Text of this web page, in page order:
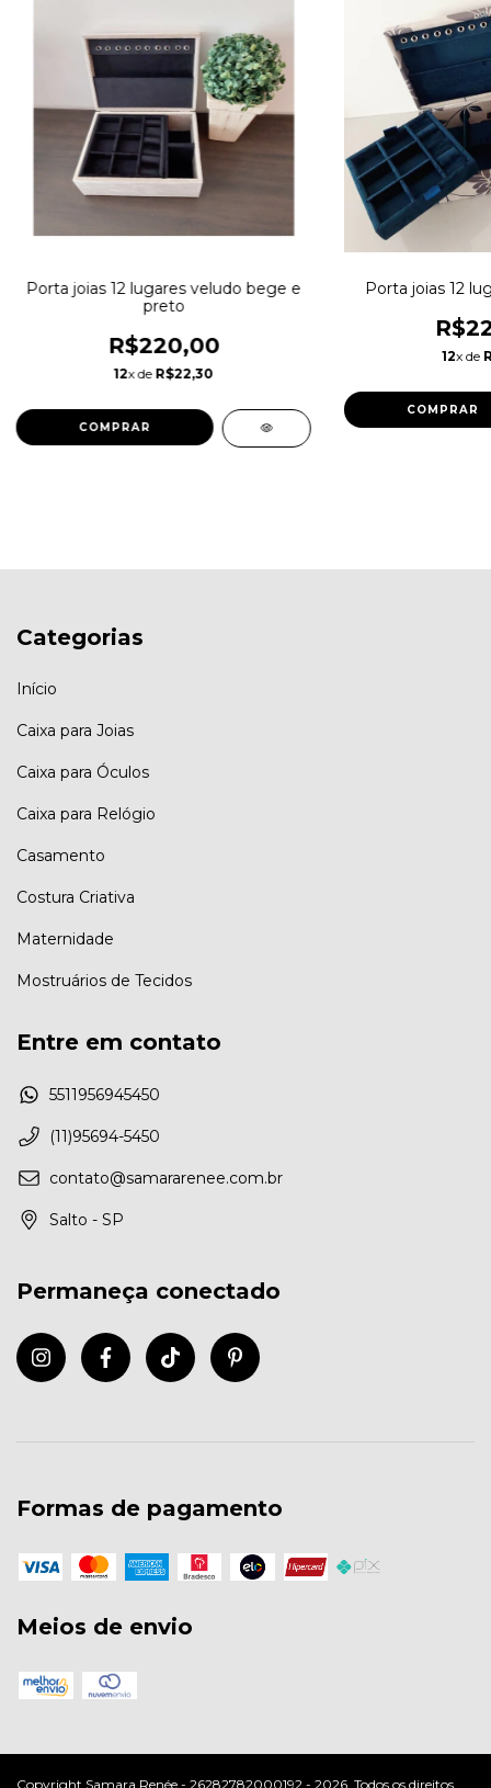
Porta joias 12 lugares veludo bege e
preto
R$220,00
12x de R$22,30
COMPRAR
Porta joias 12
12x de
Categorias
Início
Caixa para Joias
Caixa para Óculos
Caixa para Relógio
Casamento
Costura Criativa
Maternidade
Mostruários de Tecidos
Entre em contato
5511956945450
(11)95694-5450
contato@samararenee.com.br
Salto - SP
Permaneça conectado
Formas de pagamento
Meios de envio
Copyright Samara Renée - 26282782000192 - 2026. Todos os direitos